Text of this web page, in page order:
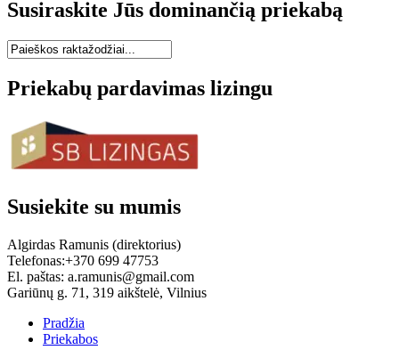
Susiraskite Jūs dominančią priekabą
Priekabų pardavimas lizingu
Susiekite su mumis
Algirdas Ramunis (direktorius)
Telefonas:+370 699 47753
El. paštas: a.ramunis@gmail.com
Gariūnų g. 71, 319 aikštelė, Vilnius
Pradžia
Priekabos